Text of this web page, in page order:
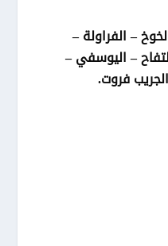
– الفراولة –
– اليوسفي –
فروت.